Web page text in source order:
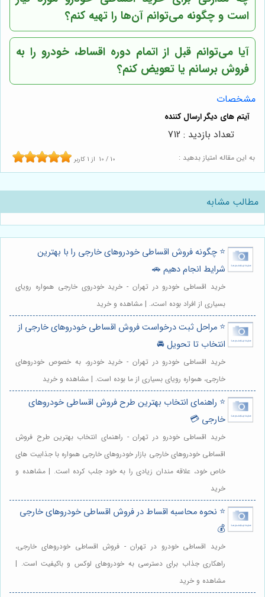
است و چگونه می‌توانم آن‌ها را تهیه کنم؟
آیا می‌توانم قبل از اتمام دوره اقساط، خودرو را به
فروش برسانم یا تعویض کنم؟
مشخصات
به این مقاله امتیاز بدهید : 10 / 10 از1 کاربر
تعداد بازدید : 712
مطالب مشابه
⭐️ چگونه فروش اقساطی خودروهای خارجی را با بهترین
شرایط انجام دهیم 🚗
خرید اقساطی خودرو در تهران - خرید خودروی خارجی همواره رویای
بسیاری از افراد بوده است،. | مشاهده و خرید
⭐️ مراحل ثبت درخواست فروش اقساطی خودروهای خارجی از
انتخاب تا تحویل 🚘
خرید اقساطی خودرو در تهران - خرید خودرو، به خصوص خودروهای
خارجی، همواره رویای بسیاری از ما بوده است. | مشاهده و خرید
⭐️ راهنمای انتخاب بهترین طرح فروش اقساطی خودروهای
خارجی 💳
خرید اقساطی خودرو در تهران - راهنمای انتخاب بهترین طرح فروش
اقساطی خودروهای خارجی بازار خودروهای خارجی همواره با جذابیت های
خاص خود، علاقه مندان زیادی را به خود جلب کرده است. | مشاهده و
خرید
⭐️ نحوه محاسبه اقساط در فروش اقساطی خودروهای خارجی
💰
خرید اقساطی خودرو در تهران - فروش اقساطی خودروهای خارجی،
راهکاری جذاب برای دسترسی به خودروهای لوکس و باکیفیت است. |
مشاهده و خرید